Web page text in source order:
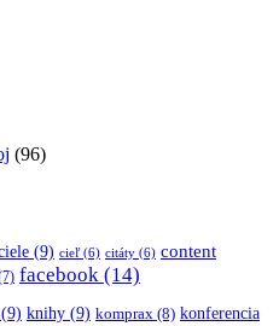
(96)
(9) cieľ(6) citáty (6) content
facebook (14)
(9) knihy (9) komprax (8) konferencia